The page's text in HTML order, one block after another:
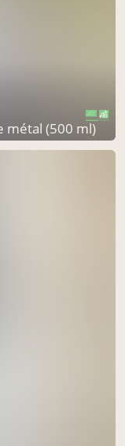
métal (500 ml)